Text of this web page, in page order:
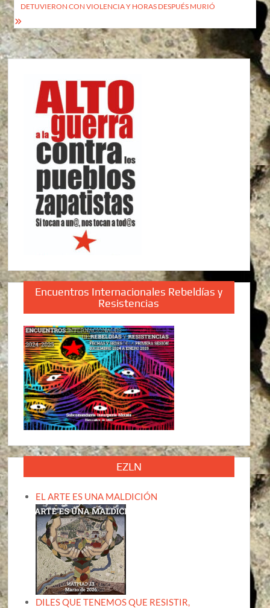
DETUVIERON CON VIOLENCIA Y HORAS DESPUÉS MURIÓ
Encuentros Internacionales Rebeldías y
Resistencias
EZLN
EL ARTE ES UNA MALDICIÓN
DILES QUE TENEMOS QUE RESISTIR,